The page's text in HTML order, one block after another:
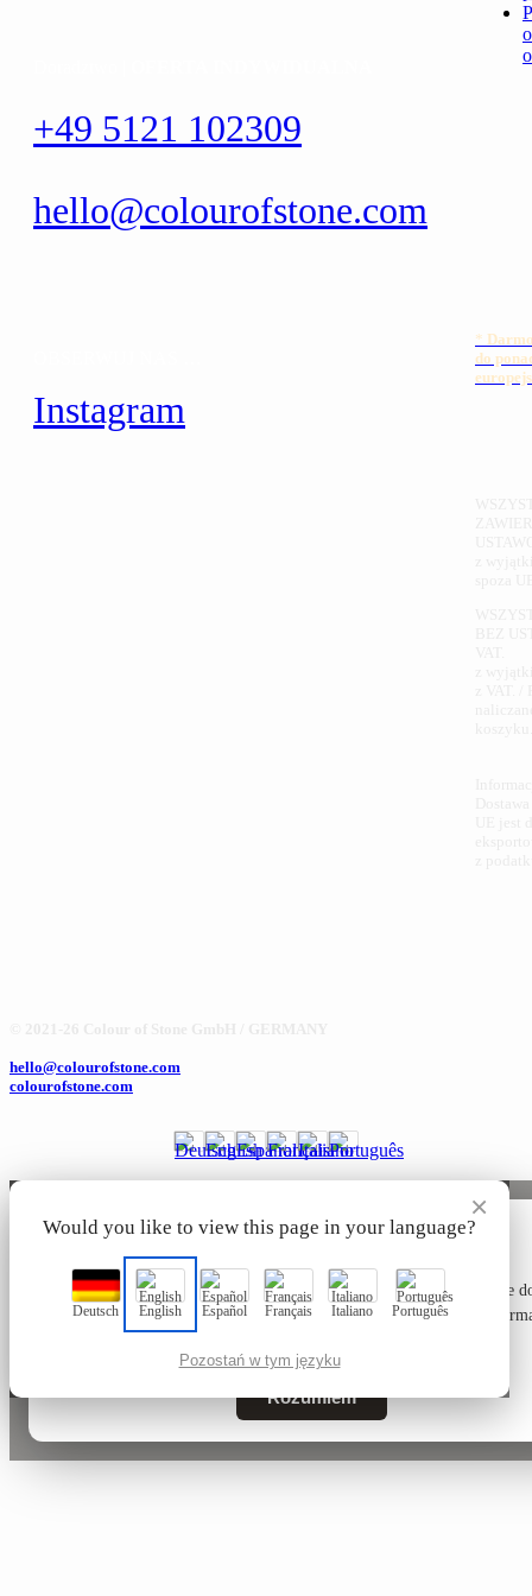
+49 5121 102309
hello@colourofstone.com
Instagram
*
do
hello@colourofstone.com
colourofstone.com
×
Would you like to view this page in your language?
Deutsch English Español Français Italiano Português
Pozostań w tym języku
🍪
Ta strona używa wyłącznie technicznie niezbędnych plików cookie
działania – bez plików śledzących ani marketingowych. Więcej
Rozumiem